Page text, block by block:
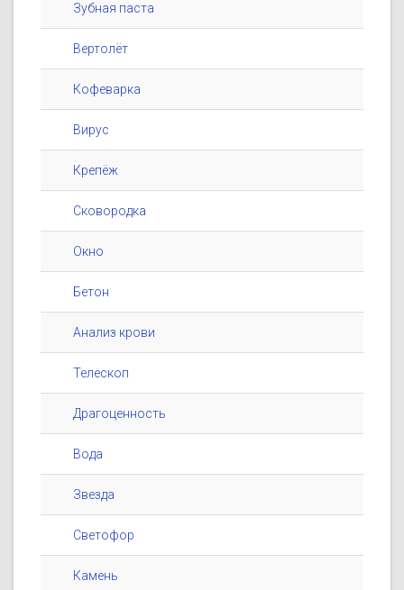
Зубная паста
Вертолёт
Кофеварка
Вирус
Крепёж
Сковородка
Окно
Бетон
Анализ крови
Телескоп
Драгоценность
Вода
Звезда
Светофор
Камень